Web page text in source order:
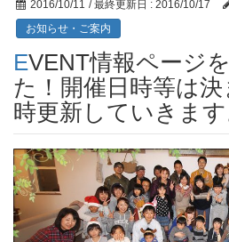
2016/10/11 / 最終更新日 : 2016/10/17
お知らせ・ご案内
EVENT情報ページを更新致しまし
た！開催日時等は
時更新していきます